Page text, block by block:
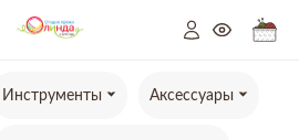
Инструменты Аксессуары